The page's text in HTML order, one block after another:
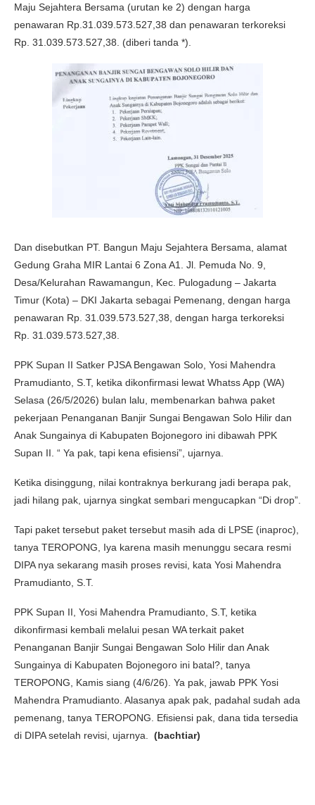
Maju Sejahtera Bersama (urutan ke 2) dengan harga
penawaran Rp.31.039.573.527,38 dan penawaran terkoreksi
Rp. 31.039.573.527,38. (diberi tanda *).
Dan disebutkan PT. Bangun Maju Sejahtera Bersama, alamat
Gedung Graha MIR Lantai 6 Zona A1. Jl. Pemuda No. 9,
Desa/Kelurahan Rawamangun, Kec. Pulogadung – Jakarta
Timur (Kota) – DKI Jakarta sebagai Pemenang, dengan harga
penawaran Rp. 31.039.573.527,38, dengan harga terkoreksi
Rp. 31.039.573.527,38.
PPK Supan II Satker PJSA Bengawan Solo, Yosi Mahendra
Pramudianto, S.T, ketika dikonfirmasi lewat Whatss App (WA)
Selasa (26/5/2026) bulan lalu, membenarkan bahwa paket
pekerjaan Penanganan Banjir Sungai Bengawan Solo Hilir dan
Anak Sungainya di Kabupaten Bojonegoro ini dibawah PPK
Supan II. “ Ya pak, tapi kena efisiensi”, ujarnya.
Ketika disinggung, nilai kontraknya berkurang jadi berapa pak,
jadi hilang pak, ujarnya singkat sembari mengucapkan “Di drop”.
Tapi paket tersebut paket tersebut masih ada di LPSE (inaproc),
tanya TEROPONG, Iya karena masih menunggu secara resmi
DIPA nya sekarang masih proses revisi, kata Yosi Mahendra
Pramudianto, S.T.
PPK Supan II, Yosi Mahendra Pramudianto, S.T, ketika
dikonfirmasi kembali melalui pesan WA terkait paket
Penanganan Banjir Sungai Bengawan Solo Hilir dan Anak
Sungainya di Kabupaten Bojonegoro ini batal?, tanya
TEROPONG, Kamis siang (4/6/26). Ya pak, jawab PPK Yosi
Mahendra Pramudianto. Alasanya apak pak, padahal sudah ada
pemenang, tanya TEROPONG. Efisiensi pak, dana tida tersedia
di DIPA setelah revisi, ujarnya. (bachtiar)